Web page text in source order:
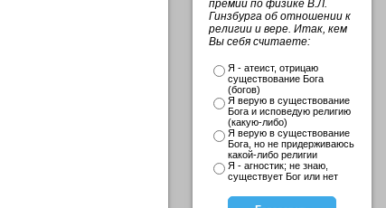
премии по физике В.Л.
Гинзбурга об отношении к
религии и вере. Итак, кем
Вы себя считаете:
Я - атеист, отрицаю
существование Бога
(богов)
Я верую в существование
Бога и исповедую религию
(какую-либо)
Я верую в существование
Бога, но не придерживаюсь
какой-либо религии
Я - агностик; не знаю,
существует Бог или нет